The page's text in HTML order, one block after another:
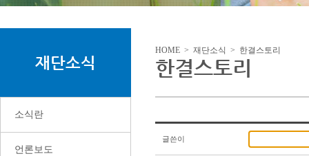
재단소식
소식란
언론보도
HOME > 재단소식 > 한결스토리
한결스토리
글쓴이